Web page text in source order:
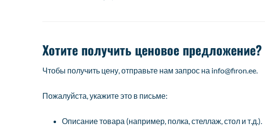
Хотите получить ценовое предложение?
Чтобы получить цену, отправьте нам запрос на info@firon.ee.
Пожалуйста, укажите это в письме:
Описание товара (например, полка, стеллаж, стол и т.д.).